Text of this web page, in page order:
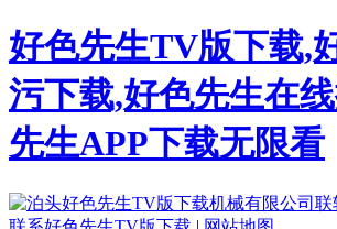
好色先生TV版下载,
污下载,好色先生在
先生APP下载无限看